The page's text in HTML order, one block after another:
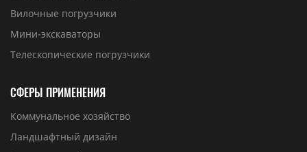
Вилочные погрузчики
Мини-экскаваторы
Телескопические погрузчики
СФЕРЫ ПРИМЕНЕНИЯ
Коммунальное хозяйство
Ландшафтный дизайн